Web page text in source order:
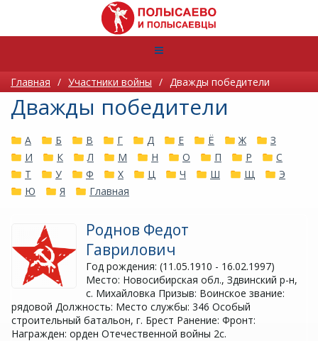
Главная / Участники войны / Дважды победители
Дважды победители
А Б В Г Д Е Ё Ж
З
И
К Л М Н О П Р
С
Т
У Ф Х Ц Ч Ш Щ
Э
Ю
Я Главная
Роднов Федот
Гаврилович
Год рождения: (11.05.1910 - 16.02.1997)
Место: Новосибирская обл., Здвинский р-н,
с. Михайловка Призыв: Воинское звание:
рядовой Должность: Место службы: 346 Особый
строительный батальон, г. Брест Ранение: Фронт:
Награжден: орден Отечественной войны 2с.